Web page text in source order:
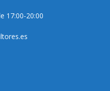
17:00-20:00